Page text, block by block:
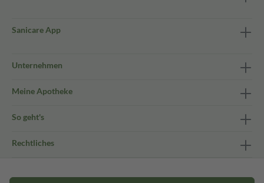
Sanicare App
Unternehmen
Meine Apotheke
So geht's
Rechtliches